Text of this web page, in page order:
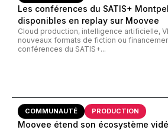
Les conférences du SATIS+
disponibles en replay sur Moovee
Cloud production, intelligence artificielle,
nouveaux formats de fiction ou
conférences du SATIS+...
COMMUNAUTÉ PRODUCTION
Moovee étend son écosystème